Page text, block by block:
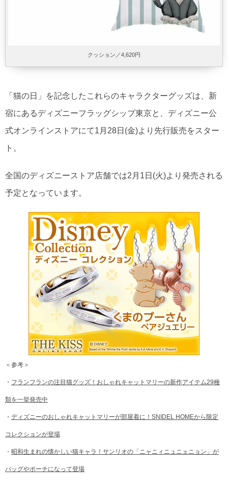
クッション／4,620円
「猫の日」を記念したこれらのキャラクターグッズは、新
宿にあるディズニーフラッグシップ東京と、ディズニー公
式オンラインストアにて1月28日(金)より先行販売をスター
ト。
全国のディズニーストア店舗では2月1日(火)より発売される
予定となっています。
＜参考＞
・ フランフランの注目猫グッズ！おしゃれキャットマリーの新作アイテム29種
類を一挙発売中
・ ディズニーのおしゃれキャットマリーが部屋着に！SNIDEL HOMEから限定
コレクションが登場
・ 昭和生まれの懐かしい猫キャラ！サンリオの「ニャニィニュニェニョン」が
バッグやポーチになって登場